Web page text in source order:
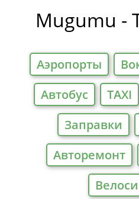
Mugumu -
Аэропорты
Автобус
TAXI
Заправки
Авторемонт